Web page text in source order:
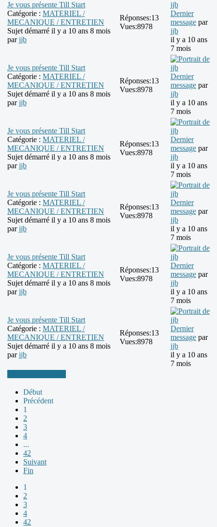
Je vous présente Till Start
Catégorie : MATERIEL /
MECANIQUE / ENTRETIEN
Sujet démarré il y a 10 ans 8 mois
parjjb
Réponses:13
Vues:8978
Dernier
message par
jjb
il y a 10 ans
7 mois
Je vous présente Till Start
Catégorie : MATERIEL /
MECANIQUE / ENTRETIEN
Sujet démarré il y a 10 ans 8 mois
parjjb
Réponses:13
Vues:8978
Dernier
message par
jjb
il y a 10 ans
7 mois
Je vous présente Till Start
Catégorie : MATERIEL /
MECANIQUE / ENTRETIEN
Sujet démarré il y a 10 ans 8 mois
parjjb
Réponses:13
Vues:8978
Dernier
message par
jjb
il y a 10 ans
7 mois
Je vous présente Till Start
Catégorie : MATERIEL /
MECANIQUE / ENTRETIEN
Sujet démarré il y a 10 ans 8 mois
parjjb
Réponses:13
Vues:8978
Dernier
message par
jjb
il y a 10 ans
7 mois
Je vous présente Till Start
Catégorie : MATERIEL /
MECANIQUE / ENTRETIEN
Sujet démarré il y a 10 ans 8 mois
parjjb
Réponses:13
Vues:8978
Dernier
message par
jjb
il y a 10 ans
7 mois
Je vous présente Till Start
Catégorie : MATERIEL /
MECANIQUE / ENTRETIEN
Sujet démarré il y a 10 ans 8 mois
parjjb
Réponses:13
Vues:8978
Dernier
message par
jjb
il y a 10 ans
7 mois
Début
Précédent
1
2
3
4
...
42
Suivant
Fin
1
2
3
4
42